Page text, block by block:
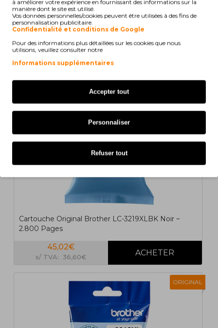
Aussi pour votre imprimante
Cartouche Original Brother LC-3219XLBK Noir ~
2.800 Pages
45,02€
s/ TVA: 36,60€
ORIGINAL
à améliorer votre expérience en fournissant des informations sur la
manière dont le site est utilisé.
Vos données personnelles/cookies peuvent être utilisées à des fins de
personnalisation publicitaire.
Confidentialité et conditions de Google
Pour des informations plus détaillées sur les cookies que nous
utilisons, veuillez consulter notre
Informations supplémentaires
Accepter tout
Personnaliser
Refuser tout